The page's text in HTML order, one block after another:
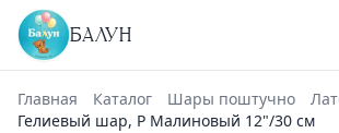
БАЛУН
Главная Каталог Шары поштучно
Гелиевый шар, Р Малиновый 12"/30 см